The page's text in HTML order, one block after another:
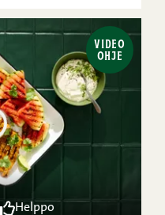
VIDEO
OHJE
Helppo